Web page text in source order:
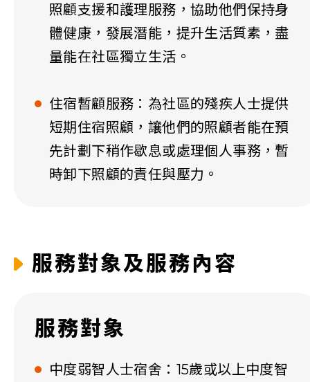
照顧支援和護理服務，協助他們保持身
體健康，發展潛能，提升生活質素，盡
量能在社區獨立生活。
住宿暫顧服務：為社區的殘疾人士提供
短期住宿照顧，讓他們的照顧者能在預
先計劃下稍作歇息或處理個人事務，暫
時卸下照顧的責任與壓力。
服務對象及服務內容
服務對象 ​
中度弱智人士宿舍：15歲或以上中度智